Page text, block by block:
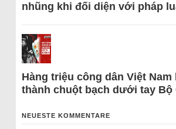
nhũng khi đối diện với pháp
Hàng triệu công dân Việt
thành chuột bạch dưới tay Bộ
NEUESTE KOMMENTARE